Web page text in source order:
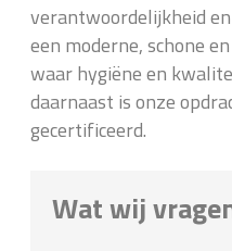
verantwoordelijkheid
een moderne, schone
waar hygiëne en
daarnaast is onze
gecertificeerd.
Wat wij